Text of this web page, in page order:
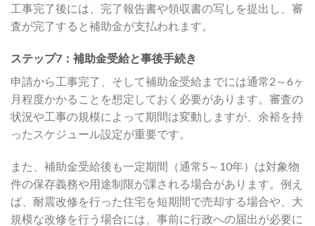
工事完了後には、完了報告書や領収書の写しを提出し、審
査が完了すると補助金が支払われます。
ステップ7：補助金受給と事後手続き
申請から工事完了、そして補助金受給までには通常2～6ヶ
月程度かかることを想定しておく必要があります。審査の
状況や工事の規模によって期間は変動しますが、余裕を持
ったスケジュール設定が重要です。
また、補助金受給後も一定期間（通常5～10年）は対象物
件の保存義務や用途制限が課される場合があります。例え
ば、耐震改修を行った住宅を短期間で売却する場合や、大
規模な改修を行う場合には、事前に行政への届出が必要に